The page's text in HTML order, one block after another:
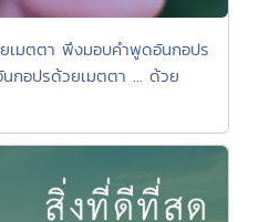
เมตตา พึงมอบคำพูดอันกอปร
กอปรด้วยเมตตา ... ด้วย